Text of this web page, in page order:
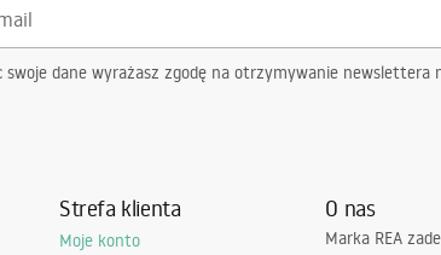
swoje dane wyrażasz zgodę na otrzymywanie newslettera
Strefa klienta
Moje konto
O nas
Marka REA